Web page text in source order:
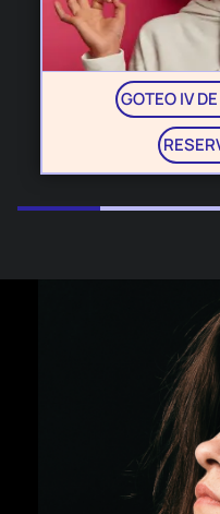
GOTEO IV